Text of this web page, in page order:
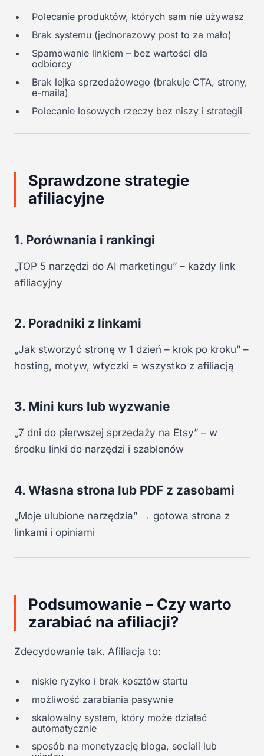
Polecanie produktów, których sam nie używasz
Brak systemu (jednorazowy post to za mało)
Spamowanie linkiem – bez wartości dla
odbiorcy
Brak lejka sprzedażowego (brakuje CTA, strony,
e-maila)
Polecanie losowych rzeczy bez niszy i strategii
Sprawdzone strategie
afiliacyjne
1. Porównania i rankingi
„TOP 5 narzędzi do AI marketingu” – każdy link
afiliacyjny
2. Poradniki z linkami
„Jak stworzyć stronę w 1 dzień – krok po kroku” –
hosting, motyw, wtyczki = wszystko z afiliacją
3. Mini kurs lub wyzwanie
„7 dni do pierwszej sprzedaży na Etsy” – w
środku linki do narzędzi i szablonów
4. Własna strona lub PDF z zasobami
„Moje ulubione narzędzia” → gotowa strona z
linkami i opiniami
Podsumowanie – Czy warto
zarabiać na afiliacji?
Zdecydowanie tak. Afiliacja to:
niskie ryzyko i brak kosztów startu
możliwość zarabiania pasywnie
skalowalny system, który może działać
automatycznie
sposób na monetyzację bloga, sociali lub